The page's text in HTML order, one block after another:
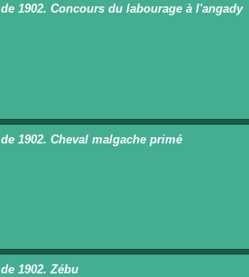
1902. Concours du labourage à l'angady
1902. Cheval malgache primé
1902. Zébu